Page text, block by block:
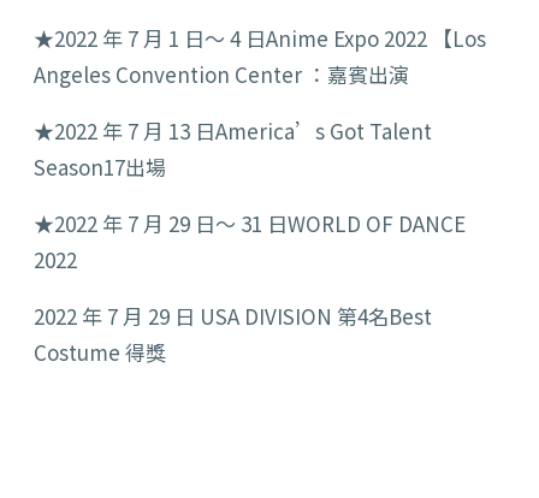
★2022 年 7 月 1 日～ 4 日Anime Expo 2022 【Los
Angeles Convention Center ：嘉賓出演
★2022 年 7 月 13 日America’s Got Talent
Season17出場
★2022 年 7 月 29 日～ 31 日WORLD OF DANCE
2022
2022 年 7 月 29 日 USA DIVISION 第4名Best
Costume 得獎